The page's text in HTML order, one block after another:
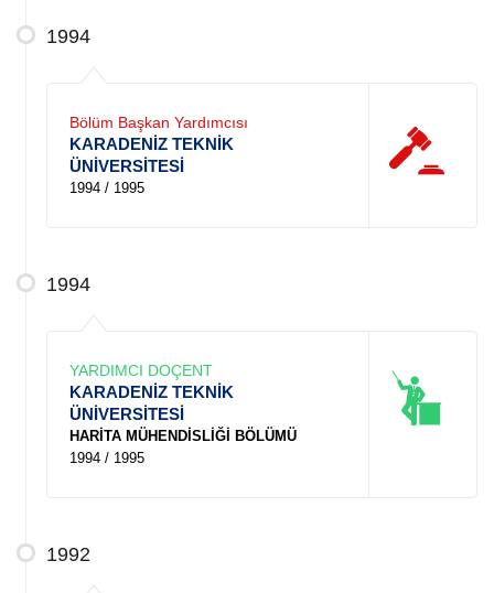
1994
Bölüm Başkan Yardımcısı
KARADENİZ TEKNİK
ÜNİVERSİTESİ
1994 / 1995
1994
YARDIMCI DOÇENT
KARADENİZ TEKNİK
ÜNİVERSİTESİ
HARİTA MÜHENDİSLİĞİ BÖLÜMÜ
1994 / 1995
1992